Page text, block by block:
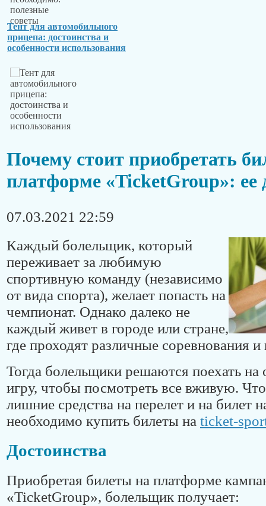
Тент для автомобильного
прицепа: достоинства и
особенности использования
Почему стоит приобретать
платформе «TicketGroup»: ее
07.03.2021 22:59
Каждый болельщик, который
переживает за любимую
спортивную команду (независимо
от вида спорта), желает попасть на
чемпионат. Однако далеко не
каждый живет в городе или стране,
где проходят различные соревнования
Тогда болельщики решаются поехать на
игру, чтобы посмотреть все вживую.
лишние средства на перелет и на билет
необходимо купить билеты на ticket-
Достоинства
Приобретая билеты на платформе
«TicketGroup», болельщик получает: